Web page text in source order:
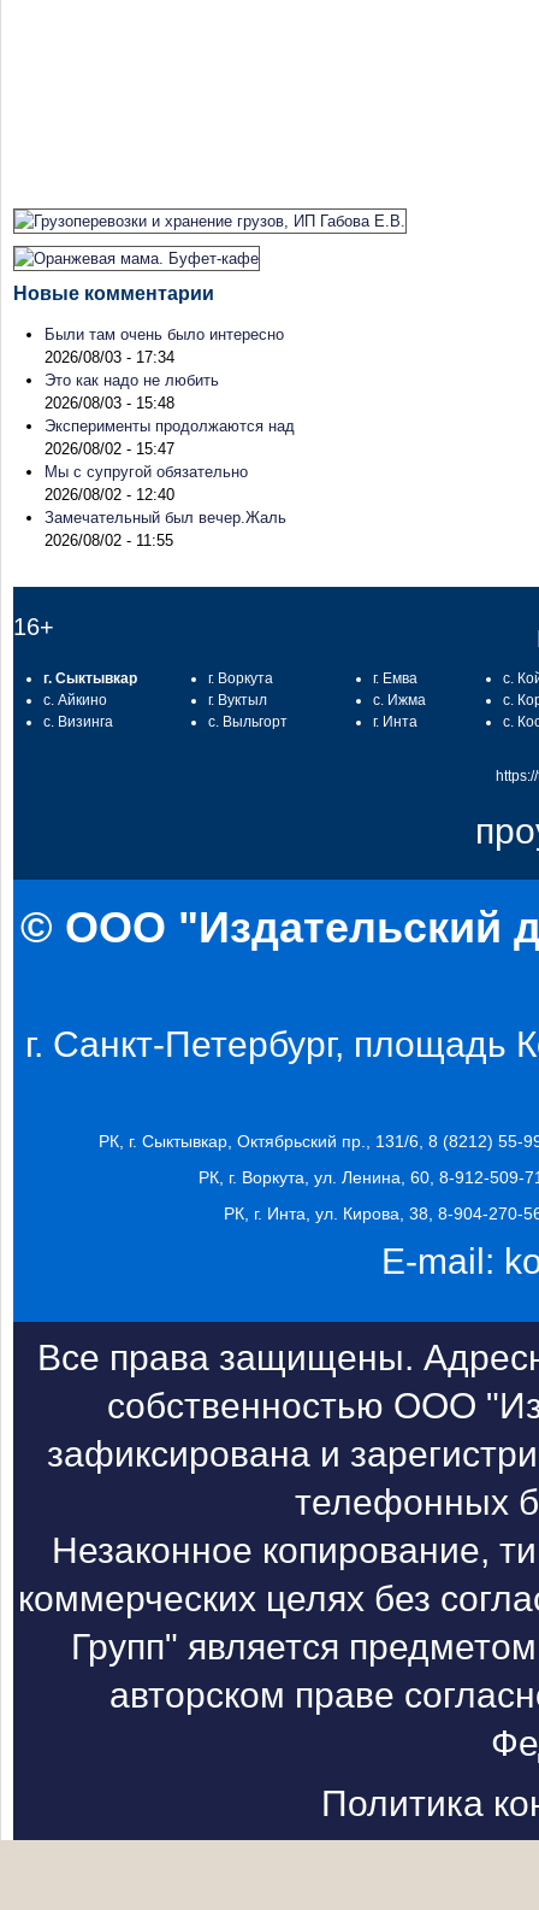
Новые комментарии
Были там очень было интересно
2026/08/03 - 17:34
Это как надо не любить
2026/08/03 - 15:48
Эксперименты продолжаются над
2026/08/02 - 15:47
Мы с супругой обязательно
2026/08/02 - 12:40
Замечательный был вечер.Жаль
2026/08/02 - 11:55
16+
г. Сыктывкар
с. Айкино
с. Визинга
г. Воркута
г. Вуктыл
с. Выльгорт
г. Емва
с. Ижма
г. Инта
с.
с.
с.
© ООО "Издательский
г. Санкт-Петербург, площадь
РК, г. Сыктывкар, Октябрьский пр., 131/6, 8 (8212) 55-
РК, г. Воркута, ул. Ленина, 60, 8-912-509-
РК, г. Инта, ул. Кирова, 38, 8-904-270-
E-mail:
Все права защищены.
собственностью ООО
зафиксирована и
телефонных
Незаконное копирование,
коммерческих целях без
Групп" является
авторском праве
Политика